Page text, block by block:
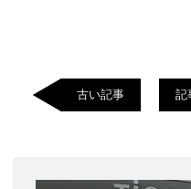
古い記事 記